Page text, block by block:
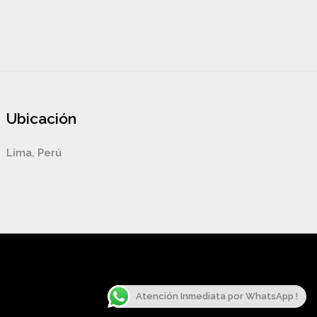
Ubicación
Lima, Perú
Atención Inmediata por WhatsApp !